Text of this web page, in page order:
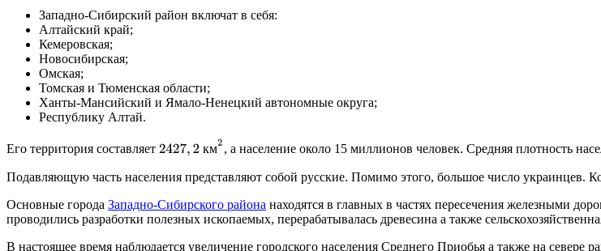
Западно-Сибирский район включат в себя:
Алтайский край;
Кемеровская;
Новосибирская;
Омская;
Томская и Тюменская области;
Ханты-Мансийский и Ямало-Ненецкий автономные округа;
Республику Алтай.
Его территория составляет км
2427, 2 км2 , а население около 15 миллионов человек. Средняя плотность
Подавляющую часть населения представляют собой русские. Помимо этого, большое число украинцев.
Основные города Западно-Сибирского района находятся в главных в частях пересечения железными
проводились разработки полезных ископаемых, перерабатывалась древесина а также
В настоящее время наблюдается увеличение городского населения Среднего Приобья а также на севере